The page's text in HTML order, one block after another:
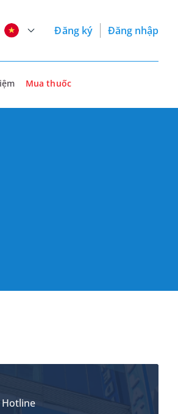
Đăng ký Đăng nhập
Mua thuốc
Hotline